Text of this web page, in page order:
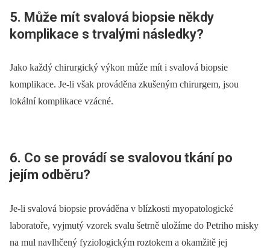
5. Může mít svalová biopsie někdy
komplikace s trvalými následky?
Jako každý chirurgický výkon může mít i svalová biopsie
komplikace. Je-li však prováděna zkušeným chirurgem, jsou
lokální komplikace vzácné.
6. Co se provádí se svalovou tkání po
jejím odběru?
Je-li svalová biopsie prováděna v blízkosti myopatologické
laboratoře, vyjmutý vzorek svalu šetrně uložíme do Petriho misky
na mul navlhčený fyziologickým roztokem a okamžitě jej